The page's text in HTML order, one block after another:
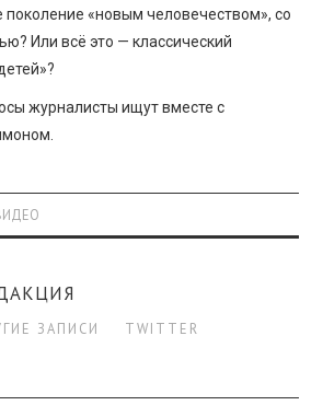
поколение «новым человечеством», со
Или всё это — классический
журналисты ищут вместе с
ЗАПИСИ TWITTER